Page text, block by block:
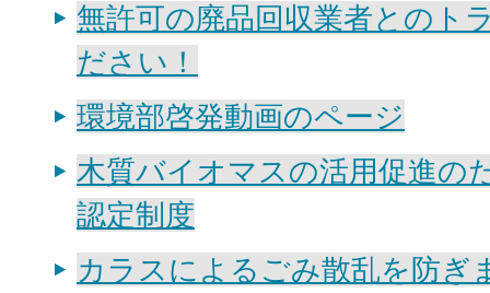
無許可の廃品回収業者とのト
ださい！
環境部啓発動画のページ
木質バイオマスの活用促進の
認定制度
カラスによるごみ散乱を防ぎ